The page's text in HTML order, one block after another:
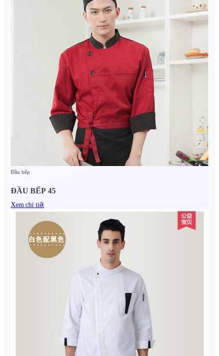
Đầu bếp
ĐẦU BẾP 45
Xem chi tiết